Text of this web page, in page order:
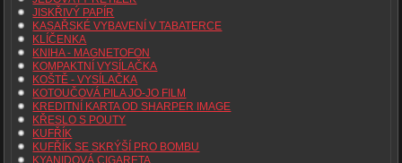
JISKŘIVÝ PAPÍR
KASAŘSKÉ VYBAVENÍ V TABATERCE
KLÍČENKA
KNIHA - MAGNETOFON
KOMPAKTNÍ VYSÍLAČKA
KOŠTĚ - VYSÍLAČKA
KOTOUČOVÁ PILA JO-JO FILM
KREDITNÍ KARTA OD SHARPER IMAGE
KŘESLO S POUTY
KUFŘÍK
KUFŘÍK SE SKRÝŠÍ PRO BOMBU